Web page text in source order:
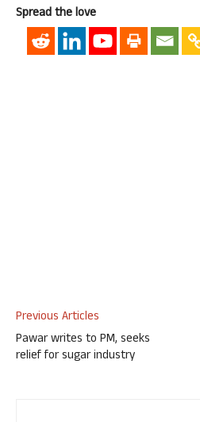
Spread the love
Previous Articles
Pawar writes to PM, seeks
relief for sugar industry